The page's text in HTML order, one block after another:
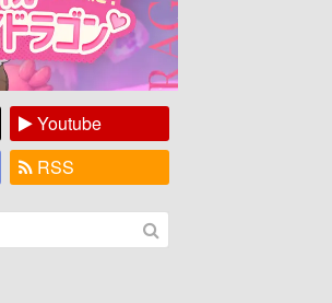
Youtube
RSS